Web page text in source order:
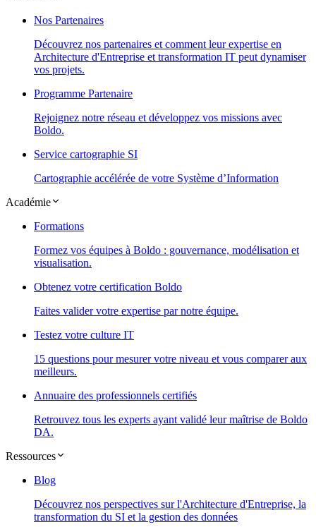
Nos Partenaires
Découvrez nos partenaires et comment leur expertise en
Architecture d'Entreprise et transformation IT peut dynamiser
vos projets.
Programme Partenaire
Rejoignez notre réseau et développez vos missions avec
Boldo.
Service cartographie SI
Cartographie accélérée de votre Système d’Information
Académie
Formations
Formez vos équipes à Boldo : gouvernance, modélisation et
visualisation.
Obtenez votre certification Boldo
Faites valider votre expertise par notre équipe.
Testez votre culture IT
15 questions pour mesurer votre niveau et vous comparer aux
meilleurs.
Annuaire des professionnels certifiés
Retrouvez tous les experts ayant validé leur maîtrise de Boldo
DA.
Ressources
Blog
Découvrez nos perspectives sur l'Architecture d'Entreprise, la
transformation du SI et la gestion des données